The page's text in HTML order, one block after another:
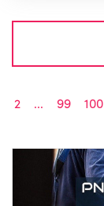
2 ... 99 100